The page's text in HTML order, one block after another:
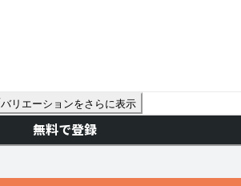
バリエーションをさらに表示
無料で登録